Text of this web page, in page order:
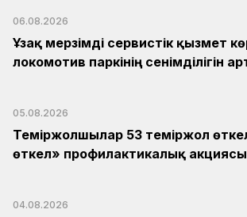
06.08.2026
Ұзақ мерзімді сервистік қызмет
локомотив паркінің сенімділігін
05.08.2026
Теміржолшылар 53 теміржол
өткел» профилактикалық
04.08.2026